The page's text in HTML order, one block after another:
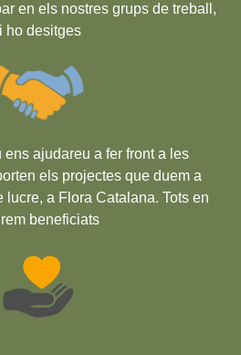
en els nostres grups de treball,
ho desitges
ens ajudareu a fer front a les
els projectes que duem a
lucre, a Flora Catalana. Tots en
beneficiats